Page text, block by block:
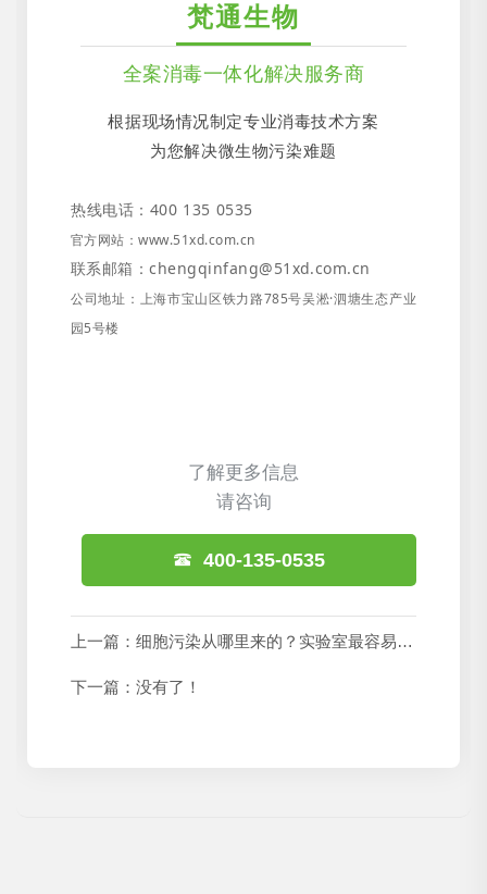
梵通生物
全案消毒一体化解决服务商
根据现场情况制定专业消毒技术方案
为您解决微生物污染难题
热线电话：400 135 0535
官方网站 ：www.51xd.com.cn
联系邮箱：chengqinfang@51xd.com.cn
公司地址 ： 上海市宝山区铁力路785号吴淞·泗塘生态产业
园5号楼
了解更多信息
请咨询
400-135-0535
上一篇： 细胞污染从哪里来的？实验室最容易判断错的3大来源
下一篇：没有了！